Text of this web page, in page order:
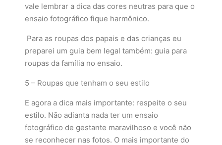
vale lembrar a dica das cores neutras para que o
ensaio fotográfico fique harmônico.
Para as roupas dos papais e das crianças eu
preparei um guia bem legal também: guia para
roupas da família no ensaio.
5 – Roupas que tenham o seu estilo
E agora a dica mais importante: respeite o seu
estilo. Não adianta nada ter um ensaio
fotográfico de gestante maravilhoso e você não
se reconhecer nas fotos. O mais importante do